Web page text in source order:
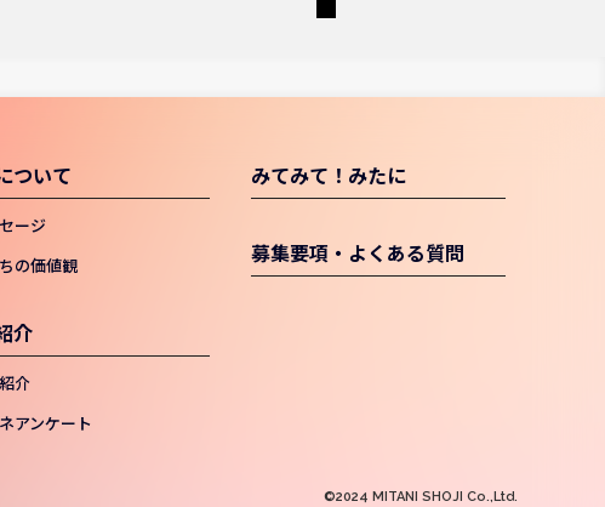
ついて
ージ
の価値観
介
介
アンケート
みてみて！みたに
募集要項・よくある質問
©2024 MITANI SHOJI Co.,Ltd.